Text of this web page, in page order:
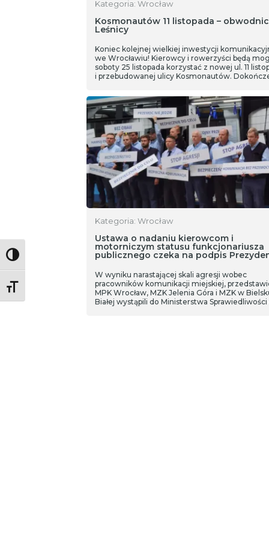
Toggle High Contrast
Toggle Font size
Kategoria: Wrocław
Kosmonautów 11 listopada –
Leśnicy
Koniec kolejnej wielkiej inwestycji
we Wrocławiu! Kierowcy i rowerzyści będą
soboty 25 listopada korzystać z nowej ul. 11
i przebudowanej ulicy Kosmonautów.
zachodnią część stolicy Dolnego Śląska.
Kategoria: Wrocław
Ustawa o nadaniu kierowcom i
motorniczym statusu funkcjonariusza
publicznego czeka na podpis
W wyniku narastającej skali agresji wobec
pracowników komunikacji miejskiej,
MPK Wrocław, MZK Jelenia Góra i MZK w
Białej wystąpili do Ministerstwa Sprawiedliwości